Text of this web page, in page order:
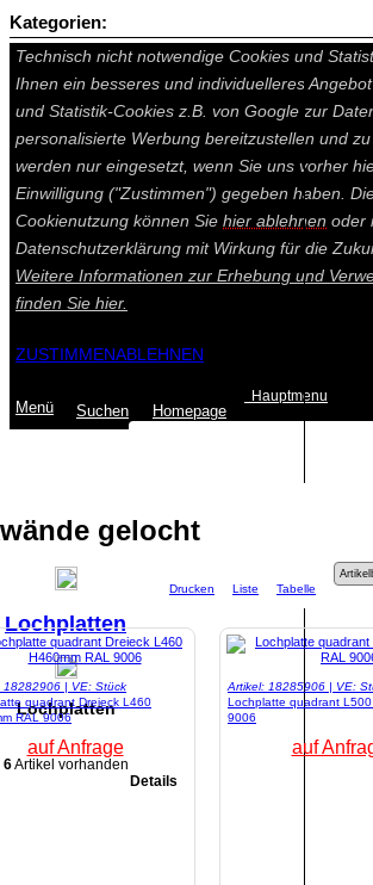
Auf dieser Seite werden technisch notwendige
Technisch nicht notwendige Cookies und
Ihnen ein besseres und individuelleres
und Statistik-Cookies z.B. von Google zur
personalisierte Werbung bereitzustellen und
werden nur eingesetzt, wenn Sie uns vorher
Einwilligung ("Zustimmen") gegeben haben.
Cookienutzung können Sie hier ablehnen oder
Datenschutzerklärung mit Wirkung für die
Weitere Informationen zur Erhebung und
finden Sie hier.
ZUSTIMMENABLEHNEN
Menü Suchen Homepage
Hauptmenu
gelocht
Lochplatten
Lochplatten
6Artikel vorhanden
Drucken Liste Tabelle
18282906 | VE: Stück
quadrant Dreieck L460
RAL 9006
auf Anfrage
Details
Artikel: 18285906 | VE:
Lochplatte quadrant L500
9006
auf
Kategorien: